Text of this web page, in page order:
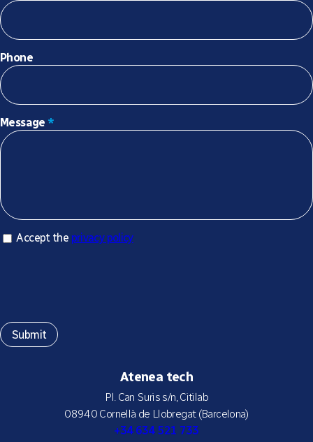
Atenea tech
Pl. Can Suris s/n, Citilab
08940 Cornellà de Llobregat (Barcelona)
+34 634 521 733
Phone
Message *
Accept privacy policy*
Accept the privacy policy